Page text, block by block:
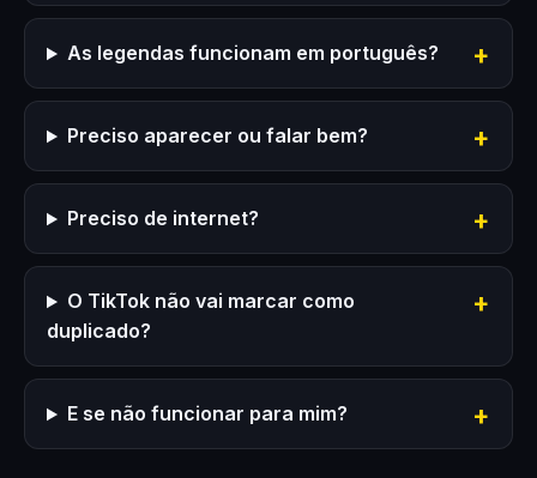
As legendas funcionam em português?
Preciso aparecer ou falar bem?
Preciso de internet?
O TikTok não vai marcar como
duplicado?
E se não funcionar para mim?